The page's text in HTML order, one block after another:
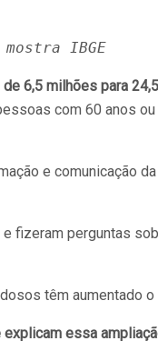
IBGE
6,5 milhões para
com 60 anos
e comunicação
perguntas
têm aumentado
essa